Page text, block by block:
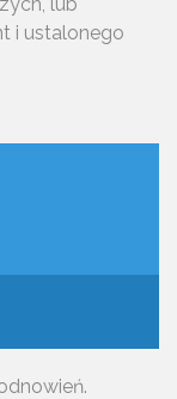
i ustalonego